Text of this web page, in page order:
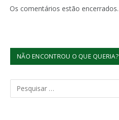
Os comentários estão encerrados.
NÃO ENCONTROU O QUE QUERIA?